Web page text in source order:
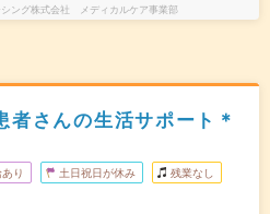
シング株式会社 メディカルケア事業部
さんの生活サポート＊
り 土日祝日が休み 残業なし